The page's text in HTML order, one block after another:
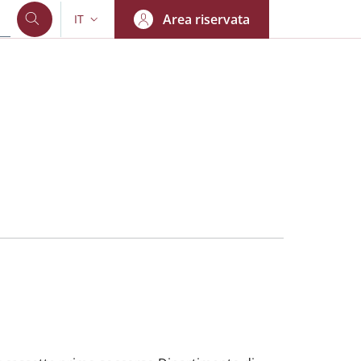
SELETTORE LINGUA: CURRENT LANGUAGE
IT Area riservata